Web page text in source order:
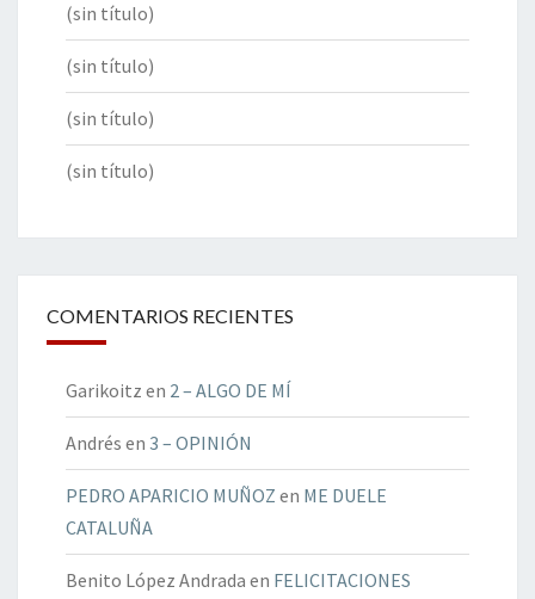
(sin título)
(sin título)
(sin título)
(sin título)
COMENTARIOS RECIENTES
Garikoitz en 2 – ALGO DE MÍ
Andrés en 3 – OPINIÓN
PEDRO APARICIO MUÑOZ en ME DUELE
CATALUÑA
Benito López Andrada en FELICITACIONES